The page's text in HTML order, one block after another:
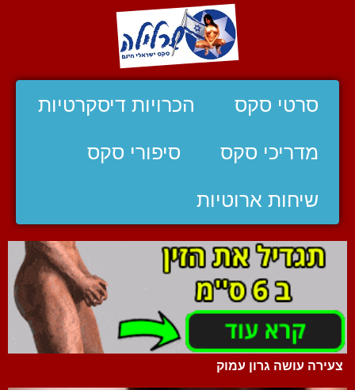
סרטי סקס הכרויות דיסקרטיות
מדריכי סקס סיפורי סקס
שיחות ארוטיות
צעירה עושה גרון עמוק